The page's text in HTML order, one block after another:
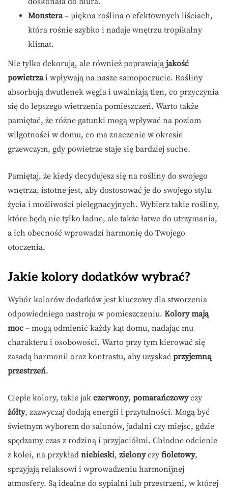
Monstera– piękna roślina o efektownych liściach,
która rośnie szybko i nadaje wnętrzu tropikalny
klimat.
Nie tylko dekorują, ale również poprawiają jakość
powietrzai wpływają na nasze samopoczucie. Rośliny
absorbują dwutlenek węgla i uwalniają tlen, co przyczynia
się do lepszego wietrzenia pomieszczeń. Warto także
pamiętać, że różne gatunki mogą wpływać na poziom
wilgotności w domu, co ma znaczenie w okresie
grzewczym, gdy powietrze staje się bardziej suche.
Pamiętaj, że kiedy decydujesz się na rośliny do swojego
wnętrza, istotne jest, aby dostosować je do swojego stylu
życia i możliwości pielęgnacyjnych. Wybierz takie rośliny,
które będą nie tylko ładne, ale także łatwe do utrzymania,
a ich obecność wprowadzi harmonię do Twojego
otoczenia.
Jakie kolory dodatków wybrać?
Wybór kolorów dodatków jest kluczowy dla stworzenia
odpowiedniego nastroju w pomieszczeniu. Kolory mają
moc – mogą odmienić każdy kąt domu, nadając mu
charakteru i osobowości. Warto przy tym kierować się
zasadą harmonii oraz kontrastu, aby uzyskać przyjemną
przestrzeń.
Ciepłe kolory, takie jak czerwony, pomarańczowyczy
żółty, zazwyczaj dodają energii i przytulności. Mogą być
świetnym wyborem do salonów, jadalni czy miejsc, gdzie
spędzamy czas z rodziną i przyjaciółmi. Chłodne odcienie
z kolei, na przykład niebieski, zielonyczy fioletowy,
sprzyjają relaksowi i wprowadzeniu harmonijnej
atmosfery. Są idealne do sypialni lub przestrzeni, w której